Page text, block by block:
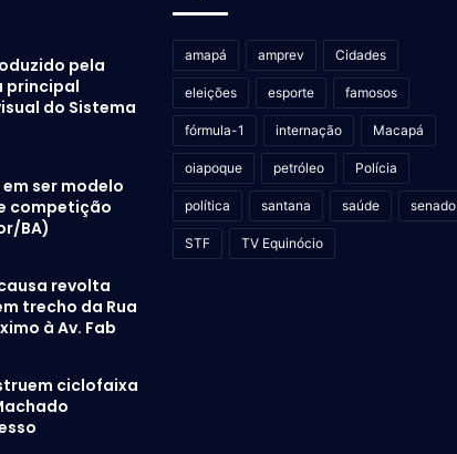
pela
principal
do Sistema
ser modelo
competição
BA)
revolta
trecho da Rua
à Av. Fab
ciclofaixa
amapá amprev Cidades
eleições esporte famosos
fórmula-1 internação Macapá
oiapoque petróleo Polícia
política santana saúde senado
STF TV Equinócio